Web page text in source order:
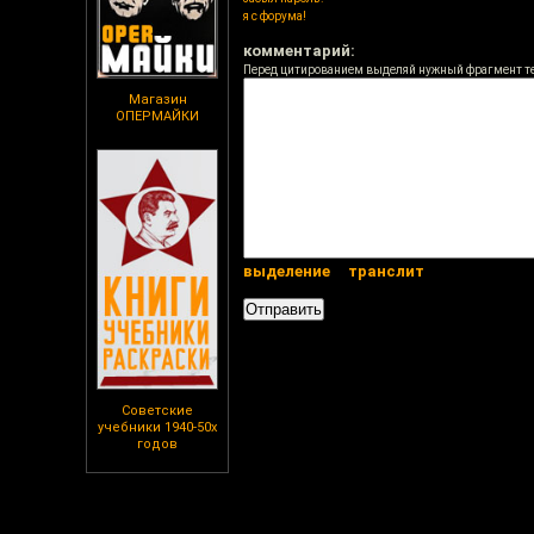
Магазин
ОПЕРМАЙКИ
Советские
учебники 1940-50х
годов
я с форума!
комментарий:
Перед цитированием выделяй нужный фрагмент
выделение транслит